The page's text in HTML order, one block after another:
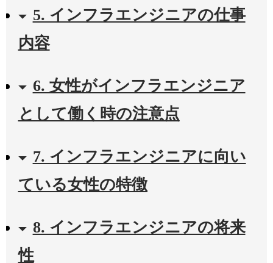
5. インフラエンジニアの仕事
内容
6. 女性がインフラエンジニア
として働く時の注意点
7. インフラエンジニアに向い
ている女性の特徴
8. インフラエンジニアの将来
性